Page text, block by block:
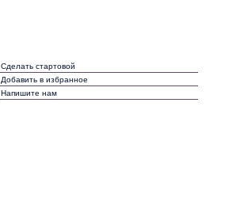
Сделать стартовой
Добавить в избранное
Напишите нам